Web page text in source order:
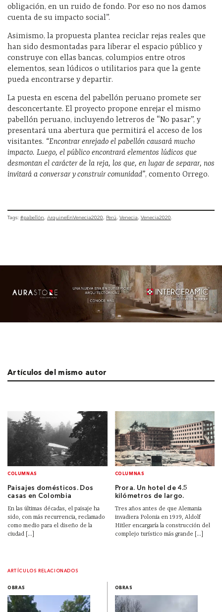
obligación, en un ruido de fondo. Por eso no nos damos
cuenta de su impacto social”.
Asimismo, la propuesta plantea reciclar rejas reales que
han sido desmontadas para liberar el espacio público y
construye con ellas bancas, columpios entre otros
elementos, sean lúdicos o utilitarios para que la gente
pueda encontrarse y departir.
La puesta en escena del pabellón peruano promete ser
desconcertante. El proyecto propone enrejar el mismo
pabellón peruano, incluyendo letreros de “No pasar”, y
presentará una abertura que permitirá el acceso de los
visitantes. “Encontrar enrejado el pabellón causará mucho
impacto. Luego, el público encontrará elementos lúdicos que
desmontan el carácter de la reja, los que, en lugar de separar, nos
invitará a conversar y construir comunidad”, comento Orrego.
Tags: #pabellón ArquineEnVenecia2020 Perú Venecia Venecia2020
Artículos del mismo autor
COLUMNAS
Paisajes domésticos. Dos
casas en Colombia
En las últimas décadas, el paisaje ha
sido, con más recurrencia, reclamado
como medio para el diseño de la
ciudad [...]
COLUMNAS
Prora. Un hotel de 4.5
kilómetros de largo.
Tres años antes de que Alemania
invadiera Polonia en 1939, Aldolf
Hitler encargaría la construcción del
complejo turístico más grande [...]
ARTÍCULOS RELACIONADOS
OBRAS OBRAS